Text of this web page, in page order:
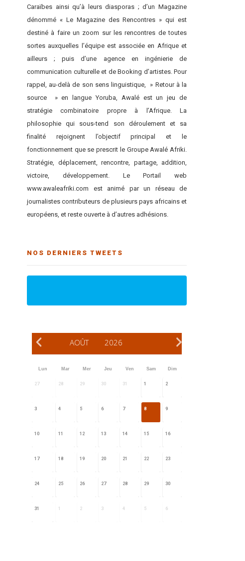
Caraïbes ainsi qu’à leurs diasporas ; d’un Magazine
dénommé « Le Magazine des Rencontres » qui est
destiné à faire un zoom sur les rencontres de toutes
sortes auxquelles l’équipe est associée en Afrique et
ailleurs ; puis d’une agence en ingénierie de
communication culturelle et de Booking d’artistes. Pour
rappel, au-delà de son sens linguistique, » Retour à la
source » en langue Yoruba, Awalé est un jeu de
stratégie combinatoire propre à l’Afrique. La
philosophie qui sous-tend son déroulement et sa
finalité rejoignent l’objectif principal et le
fonctionnement que se prescrit le Groupe Awalé Afriki.
Stratégie, déplacement, rencontre, partage, addition,
victoire, développement. Le Portail web
www.awaleafriki.com est animé par un réseau de
journalistes contributeurs de plusieurs pays africains et
européens, et reste ouverte à d’autres adhésions.
NOS DERNIERS TWEETS
AOÛT 2026
Lun Mar Mer Jeu Ven Sam Dim
27 28 29 30 31 1 2
3 4 5 6 7 8 9
10 11 12 13 14 15 16
17 18 19 20 21 22 23
24 25 26 27 28 29 30
31 1 2 3 4 5 6